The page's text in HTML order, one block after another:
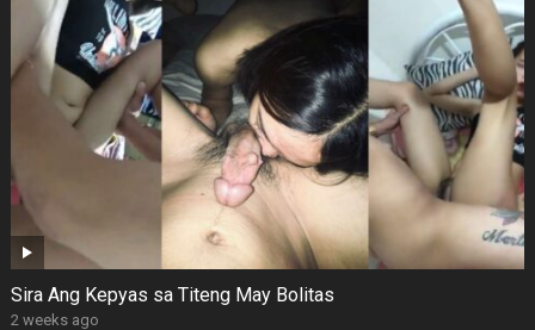
Sira Ang Kepyas sa Titeng May Bolitas
2 weeks ago